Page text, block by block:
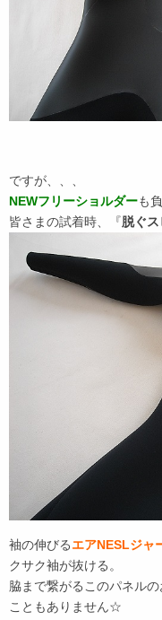
ですが、、、
NEWフリーショルダーも
皆さまの試着時、『脱ぐ
袖の伸びるエアNESLジャ
クサク袖が抜ける。
脇まで繋がるこのパネル
こともありません☆